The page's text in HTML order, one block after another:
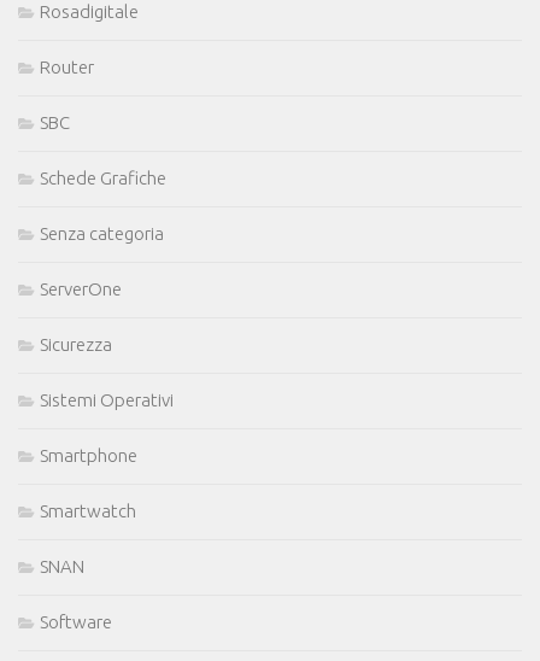
Rosadigitale
Router
SBC
Schede Grafiche
Senza categoria
ServerOne
Sicurezza
Sistemi Operativi
Smartphone
Smartwatch
SNAN
Software